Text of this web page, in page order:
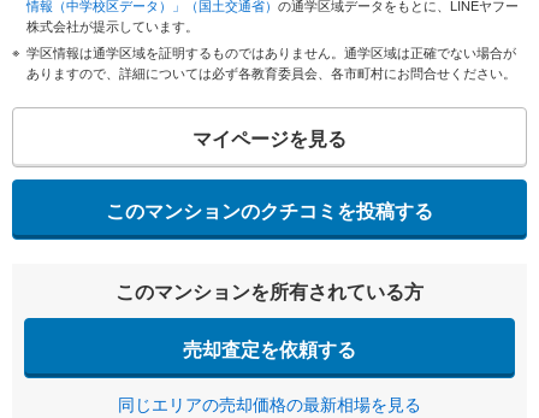
情報（中学校区データ）」（国土交通省） の通学区域データをもとに、LINEヤフー
株式会社が提示しています。
学区情報は通学区域を証明するものではありません。通学区域は正確でない場合が
ありますので、詳細については必ず各教育委員会、各市町村にお問合せください。
マイページを見る
このマンションのクチコミを投稿する
このマンションを所有されている方
売却査定を依頼する
同じエリアの売却価格の最新相場を見る